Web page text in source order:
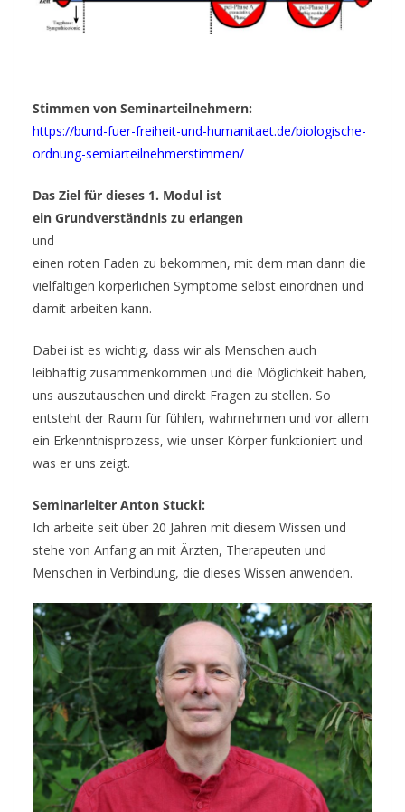
Stimmen von Seminarteilnehmern:
https://bund-fuer-freiheit-und-humanitaet.de/biologische-
ordnung-semiarteilnehmerstimmen/
Das Ziel für dieses 1. Modul ist
ein Grundverständnis zu erlangen
und
einen roten Faden zu bekommen, mit dem man dann die
vielfältigen körperlichen Symptome selbst einordnen und
damit arbeiten kann.
Dabei ist es wichtig, dass wir als Menschen auch
leibhaftig zusammenkommen und die Möglichkeit haben,
uns auszutauschen und direkt Fragen zu stellen. So
entsteht der Raum für fühlen, wahrnehmen und vor allem
ein Erkenntnisprozess, wie unser Körper funktioniert und
was er uns zeigt.
Seminarleiter Anton Stucki:
Ich arbeite seit über 20 Jahren mit diesem Wissen und
stehe von Anfang an mit Ärzten, Therapeuten und
Menschen in Verbindung, die dieses Wissen anwenden.